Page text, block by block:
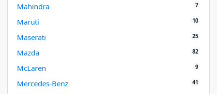
Mahindra 7
Maruti 10
Maserati 25
Mazda 82
McLaren 9
Mercedes-Benz 41